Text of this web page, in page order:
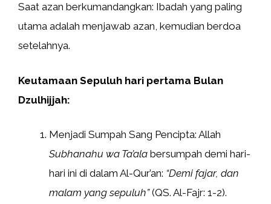
Saat azan berkumandangkan: Ibadah yang paling
utama adalah menjawab azan, kemudian berdoa
setelahnya.
Keutamaan Sepuluh hari pertama Bulan
Dzulhijjah:
Menjadi Sumpah Sang Pencipta: Allah
Subhanahu wa Ta’ala bersumpah demi hari-
hari ini di dalam Al-Qur’an: “Demi fajar, dan
malam yang sepuluh”(QS. Al-Fajr: 1-2).